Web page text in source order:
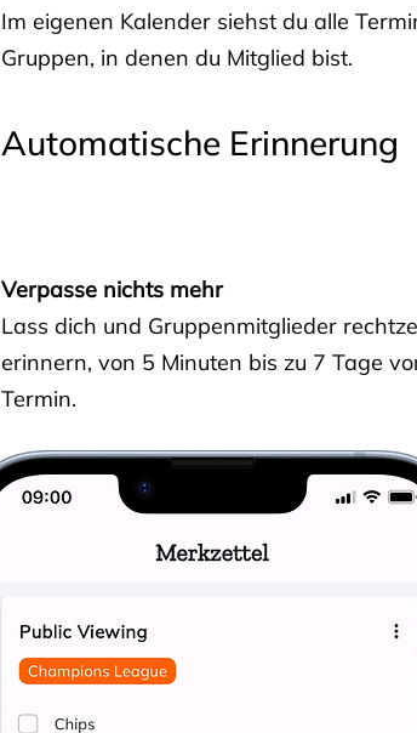
Im eigenen Kalender siehst du alle
Gruppen, in denen du Mitglied bist.
Automatische Erinnerung
Verpasse nichts mehr
Lass dich und Gruppenmitglieder
erinnern, von 5 Minuten bis zu 7 Tage
Termin.